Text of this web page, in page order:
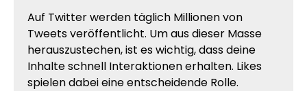
Auf Twitter werden täglich Millionen von
Tweets veröffentlicht. Um aus dieser Masse
herauszustechen, ist es wichtig, dass deine
Inhalte schnell Interaktionen erhalten. Likes
spielen dabei eine entscheidende Rolle.